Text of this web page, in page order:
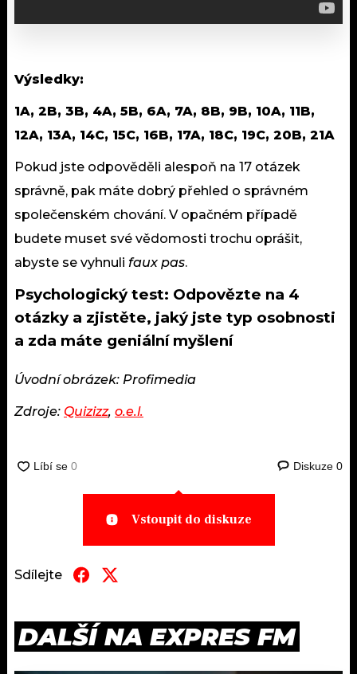
Výsledky:
1A, 2B, 3B, 4A, 5B, 6A, 7A, 8B, 9B, 10A, 11B,
12A, 13A, 14C, 15C, 16B, 17A, 18C, 19C, 20B, 21A
Pokud jste odpověděli alespoň na 17 otázek
správně, pak máte dobrý přehled o správném
společenském chování. V opačném případě
budete muset své vědomosti trochu oprášit,
abyste se vyhnuli faux pas.
Psychologický test: Odpovězte na 4
otázky a zjistěte, jaký jste typ osobnosti
a zda máte geniální myšlení
Úvodní obrázek: Profimedia
Zdroje: Quizizz, o.e.l.
Diskuze 0
Vstoupit do diskuze
Sdílejte
DALŠÍ NA EXPRES FM